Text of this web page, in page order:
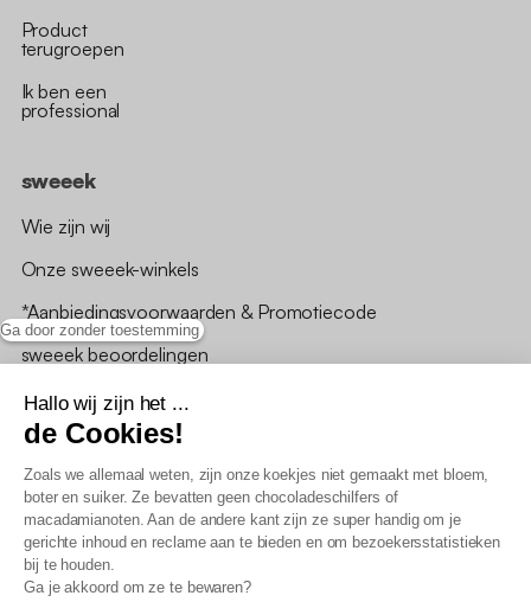
Ga door zonder toestemming
Hallo wij zijn het ...
de Cookies!
Zoals we allemaal weten, zijn onze koekjes niet gemaakt met bloem,
boter en suiker. Ze bevatten geen chocoladeschilfers of
macadamianoten. Aan de andere kant zijn ze super handig om je
gerichte inhoud en reclame aan te bieden en om bezoekersstatistieken
bij te houden.
Ga je akkoord om ze te bewaren?
Product
terugroepen
Ik ben een
professional
sweeek
Wie zijn wij
Onze sweeek-winkels
*Aanbiedingsvoorwaarden & Promotiecode
sweeek beoordelingen
Algemene verkoopsvoorwaarden
AV loyaliteitsprogramma
Beleid persoonsgegevens
Verklaring inzake toegankelijkheid